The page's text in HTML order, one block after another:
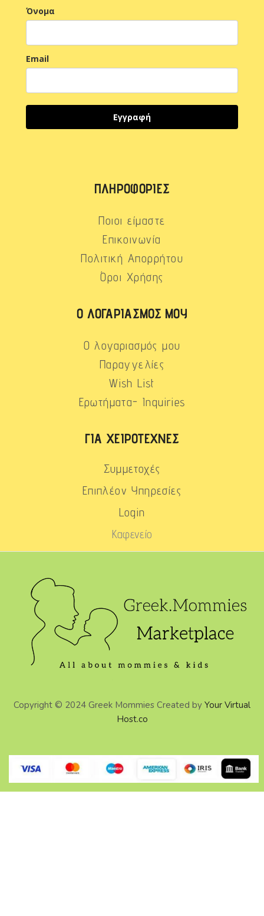
Όνομα
Email
Εγγραφή
ΠΛΗΡΟΦΟΡΊΕΣ
Ποιοι είμαστε
Επικοινωνία
Πολιτική Απορρήτου
Όροι Χρήσης
Ο ΛΟΓΑΡΙΑΣΜΌΣ ΜΟΥ
Ο λογαριασμός μου
Παραγγελίες
Wish List
Ερωτήματα- Inquiries
ΓΙΑ ΧΕΙΡΟΤΈΧΝΕΣ
Συμμετοχές
Επιπλέον Υπηρεσίες
Login
Καφενείο
Copyright © 2024 Greek Mommies Created by Your Virtual
Host.co